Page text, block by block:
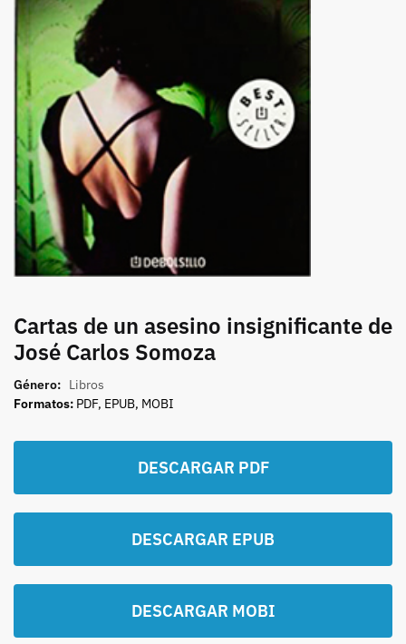
Cartas de un asesino insignificante de
José Carlos Somoza
Género: Libros
Formatos: PDF, EPUB, MOBI
DESCARGAR PDF
DESCARGAR EPUB
DESCARGAR MOBI